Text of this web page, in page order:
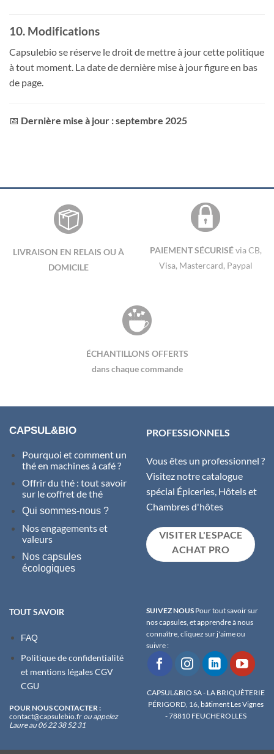
10. Modifications
Capsulebio se réserve le droit de mettre à jour cette politique
à tout moment. La date de dernière mise à jour figure en bas
de page.
📅 Dernière mise à jour : septembre 2025
LIVRAISON EN RELAIS OU À
DOMICILE
PAIEMENT SÉCURISÉvia CB,
Visa, Mastercard, Paypal
ÉCHANTILLONS OFFERTS
dans chaque commande
CAPSUL&BIO
Pourquoi et comment un
thé en machines à café ?
Offrir du thé : tout savoir
sur le coffret de thé
Qui sommes-nous ?
Nos engagements et
valeurs
Nos capsules
écologiques
PROFESSIONNELS
Vous êtes un professionnel ?
Visitez notre catalogue
spécial Épiceries, Hôtels et
Chambres d'hôtes
VISITER L'ESPACE
ACHAT PRO
TOUT SAVOIR
FAQ
Politique de confidentialité
et mentions légalesCGV
CGU
POUR NOUS CONTACTER :
contact@capsulebio.fr ou appelez
Laure au 06 22 38 52 31
SUIVEZ NOUS Pour tout savoir sur
nos capsules, et apprendre à nous
connaître, cliquez sur j'aime ou
suivre :
CAPSUL&BIO SA - LA BRIQUÈTERIE
PÉRIGORD, 16, bâtiment Les Vignes
- 78810 FEUCHEROLLES